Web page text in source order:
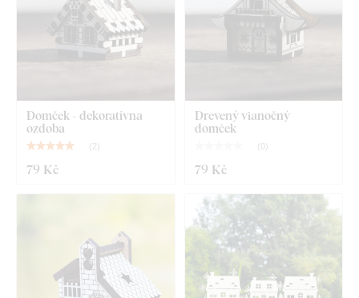
Domček - dekoratívna
ozdoba
( 2)
79 Kč
Drevený vianočný
domček
( 0)
79 Kč